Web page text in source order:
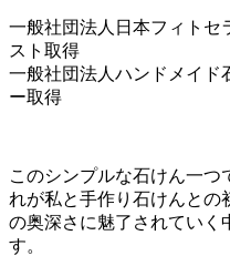
一般社団法人日本フィトセ
スト取得
一般社団法人ハンドメイド
ー取得
このシンプルな石けん一つ
れが私と手作り石けんとの
の奥深さに魅了されていく
す。